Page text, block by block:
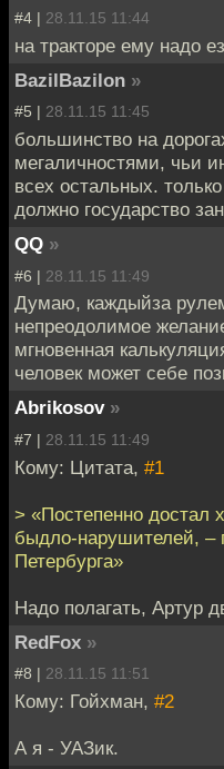
#4 | 28.11.15 11:44
на тракторе ему надо
BazilBazilon »
#5 | 28.11.15 11:45
большинство на
мегаличностями, чьи
всех остальных.
должно государство
QQ »
#6 | 28.11.15 11:49
Думаю, каждыйза
непреодолимое
мгновенная
человек может себе
Abrikosov »
#7 | 28.11.15 11:49
Кому: Цитата, #1
> «Постепенно достал
быдло-нарушителей, –
Петербурга»
Надо полагать, Артур
RedFox »
#8 | 28.11.15 11:51
Кому: Гойхман, #2
А я - УАЗик.